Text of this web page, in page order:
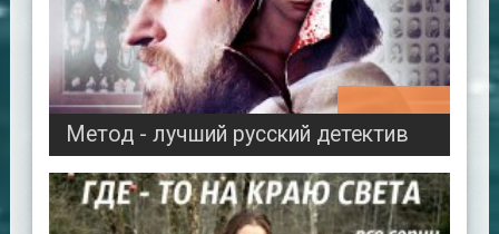
Метод - лучший русский детектив